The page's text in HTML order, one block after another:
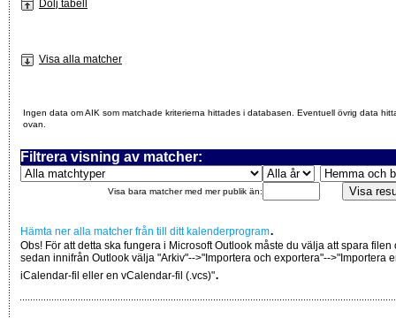
Dölj tabell
Visa alla matcher
Ingen data om AIK som matchade kriterierna hittades i databasen. Eventuell övrig data
ovan.
Filtrera visning av matcher:
Visa bara matcher med mer publik än:
Hämta ner alla matcher från till ditt kalenderprogram.
Obs! För att detta ska fungera i Microsoft Outlook måste du välja att spara filen
sedan innifrån Outlook välja "Arkiv"-->"Importera och exportera"-->"Importera
iCalendar-fil eller en vCalendar-fil (.vcs)".